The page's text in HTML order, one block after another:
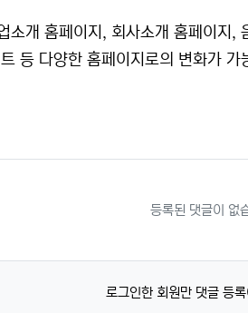
소개 홈페이지, 회사소개 홈페이지,
등 다양한 홈페이지로의 변화가 가
등록된 댓글이 없
로그인한 회원만 댓글 등